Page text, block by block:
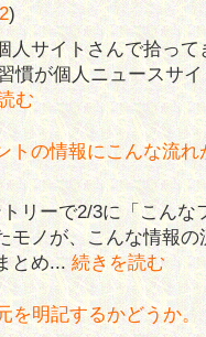
)
人サイトさんで拾っ
慣が個人ニュースサ
む
トの情報にこんな流れ
リーで2/3に「こんな
モノが、こんな情報
とめ... 続きを読む
を明記するかどうか。